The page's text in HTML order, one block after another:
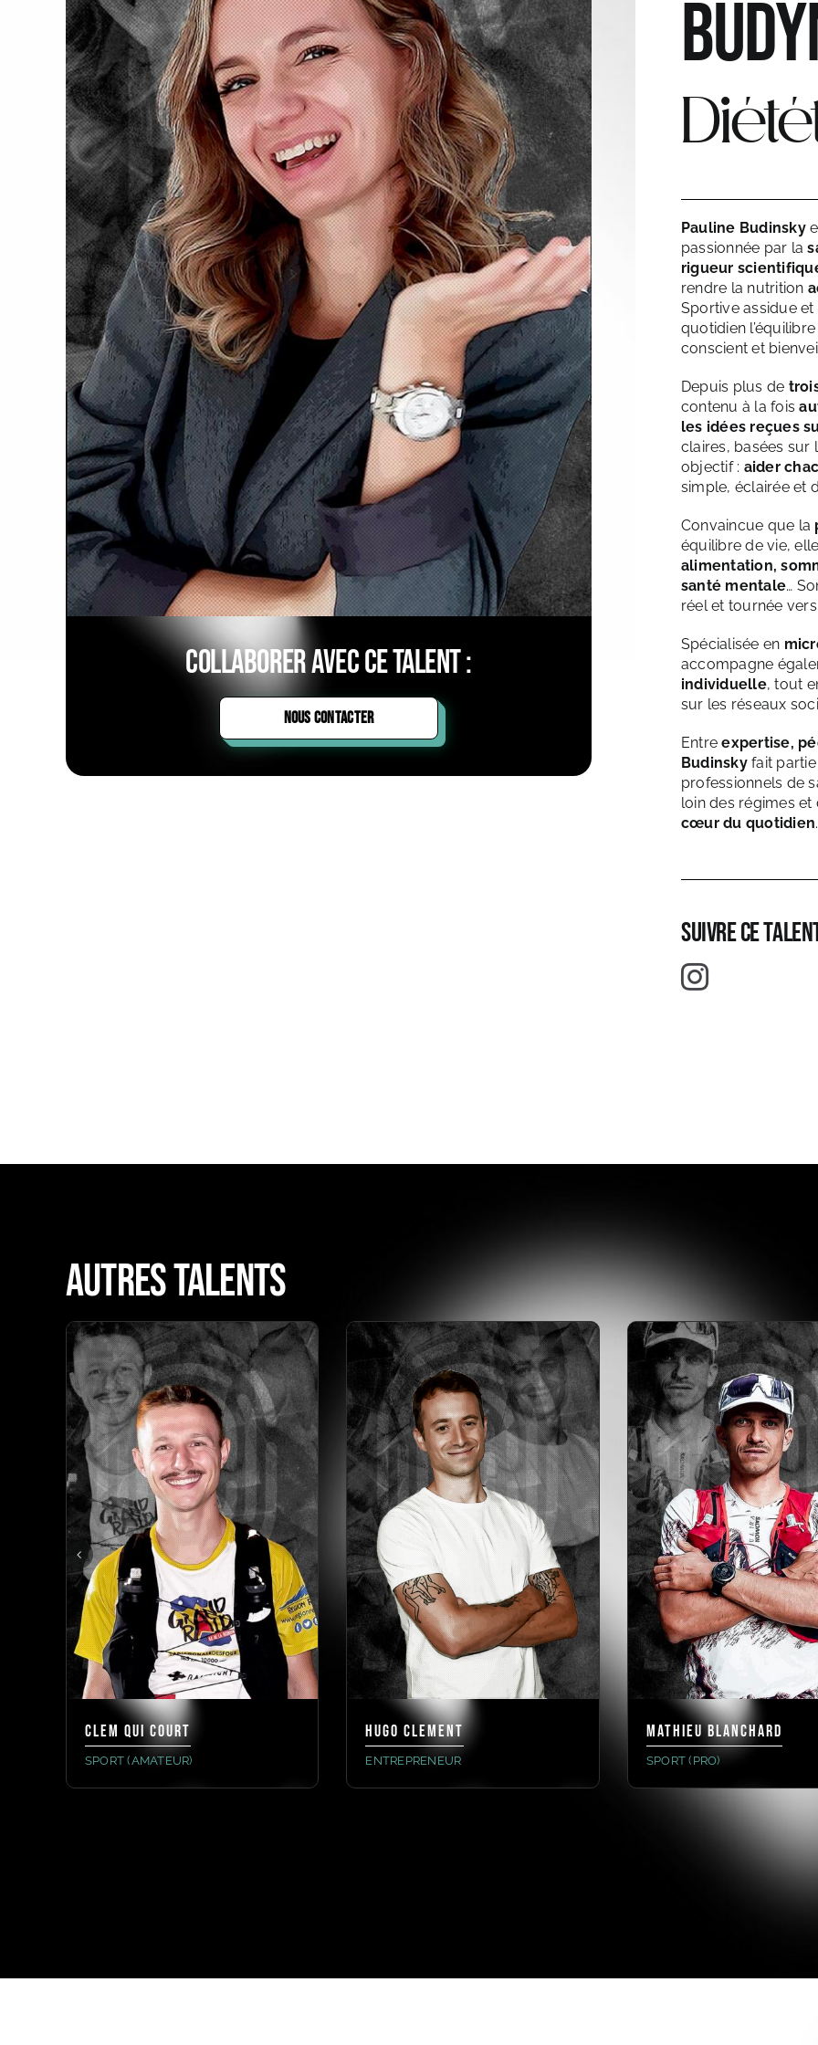
Collaborer avec ce talent :
NOUS CONTACTER
Pauline Budinsky
passionnée par la
rigueur
rendre la nutrition
Sportive assidue
quotidien
conscient et
Depuis plus de
contenu à la fois
les idées reçues
claires, basées sur
objectif : aider
simple, éclairée et
Convaincue que la
équilibre de vie,
alimentation,
santé mentale…
réel et tournée
Spécialisée en
accompagne
individuelle, tout
sur les réseaux
Entreexpertise,
Budinskyfait partie
professionnels de
loin des régimes
cœur du quotidien.
Suivre ce
AUTRES TALENTS
CLEM QUI COURT
SPORT (AMATEUR)
HUGO CLEMENT
ENTREPRENEUR
MATHIEU BLANCHARD
SPORT (PRO)